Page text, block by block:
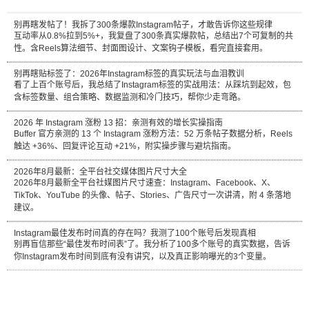
别再瞎发帖了！我拆了300条爆款Instagram帖子，才敢告诉你这些规律
互动率从0.8%拉到5%+，我复盘了300条真实爆款帖，总结出7个可复制的共
性。含Reels算法细节、封面图设计、文案钩子模板，看完直接套用。
别再瞎贴标签了：2026年Instagram标签的真实玩法与血泪教训
看了上百个账号后，我总结了Instagram标签的实战用法：从踩坑到起效，包
含标签数量、组合策略、数据监测和冷门技巧，帮你少走弯路。
2026 年 Instagram 涨粉 13 招：亲测有效的增长实操指南
Buffer 官方亲测的 13 个 Instagram 涨粉方法：52 万条帖子数据分析，Reels
触达 +36%、回复评论互动 +21%，附实操步骤与避坑指南。
2026年8月最新：全平台社交媒体图片尺寸大全
2026年8月最新全平台社媒图片尺寸速查：Instagram、Facebook、X、
TikTok、YouTube 的头像、帖子、Stories、广告尺寸一次讲清，附 4 条落地
建议。
Instagram最佳发布时间真的存在吗？我测了100个账号后发现真相
别再盲信那些“最佳发布时间表”了。我分析了100多个账号的真实数据，告诉
你Instagram发布时间到底有没有讲究，以及真正影响曝光的3个变量。